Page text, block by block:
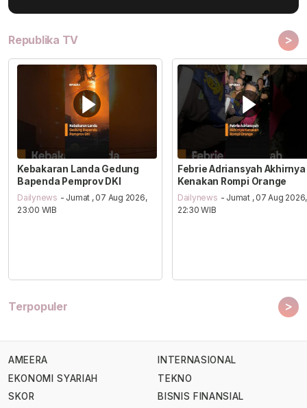
Republika TV >
Kebakaran Landa Gedung
Bapenda Pemprov DKI
Dailynews - Jumat , 07 Aug 2026,
23:00 WIB
Febrie Adriansyah Akhirnya
Kenakan Rompi Orange
Dailynews - Jumat , 07 Aug 2026,
22:30 WIB
Terpopuler >
AMEERA
EKONOMI SYARIAH
SKOR
INTERNASIONAL
TEKNO
BISNIS FINANSIAL